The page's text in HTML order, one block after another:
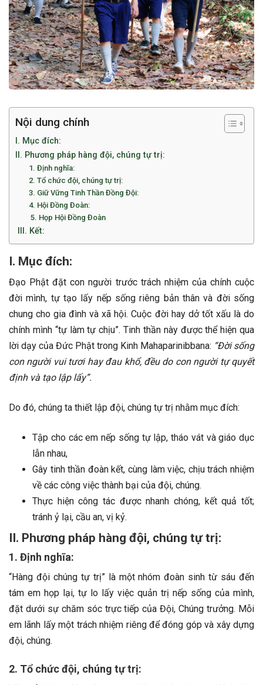
Nội dung chính
I. Mục đích:
II. Phương pháp hàng đội, chúng tự trị:
1. Định nghĩa:
2. Tổ chức đội, chúng tự trị:
3. Giữ Vững Tinh Thần Đồng Đội:
4. Hội Đồng Đoàn:
5. Họp Hội Đồng Đoàn
III. Kết:
I. Mục đích:
Đạo Phật đặt con người trước trách nhiệm của chính cuộc
đời mình, tự tạo lấy nếp sống riêng bản thân và đời sống
chung cho gia đình và xã hội. Cuộc đời hay dở tốt xấu là do
chính mình “tự làm tự chịu”. Tinh thần này được thể hiện qua
lời dạy của Đức Phật trong Kinh Mahaparinibbana: “Đời sống
con người vui tươi hay đau khổ, đều do con người tự quyết
định và tạo lập lấy”.
Do đó, chúng ta thiết lập đội, chúng tự trị nhằm mục đích:
Tập cho các em nếp sống tự lập, tháo vát và giáo dục
lẫn nhau,
Gây tinh thần đoàn kết, cùng làm việc, chịu trách nhiệm
về các công việc thành bại của đội, chúng.
Thực hiện công tác được nhanh chóng, kết quả tốt;
tránh ỷ lại, cầu an, vị kỷ.
II. Phương pháp hàng đội, chúng tự trị:
1. Định nghĩa:
“Hàng đội chúng tự trị” là một nhóm đoàn sinh từ sáu đến
tám em họp lại, tự lo lấy việc quản trị nếp sống của mình,
đặt dưới sự chăm sóc trực tiếp của Đội, Chúng trưởng. Mỗi
em lãnh lấy một trách nhiệm riêng để đóng góp và xây dựng
đội, chúng.
2. Tổ chức đội, chúng tự trị: